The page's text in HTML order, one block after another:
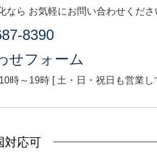
なら お気軽にお問い合わせくださ
8390
せフォーム
時～19時 [ 土・日・祝日も営業し
対応可